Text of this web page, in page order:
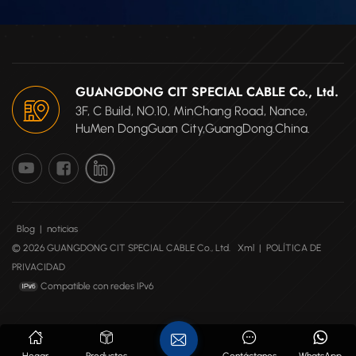
GUANGDONG CIT SPECIAL CABLE Co., Ltd.
3F, C Build, NO.10, MinChang Road, Nance,
HuMen DongGuan City,GuangDong.China.
Blog | noticias
© 2026 GUANGDONG CIT SPECIAL CABLE Co., Ltd.
Xml | POLÍTICA DE
PRIVACIDAD
Compatible con redes IPv6